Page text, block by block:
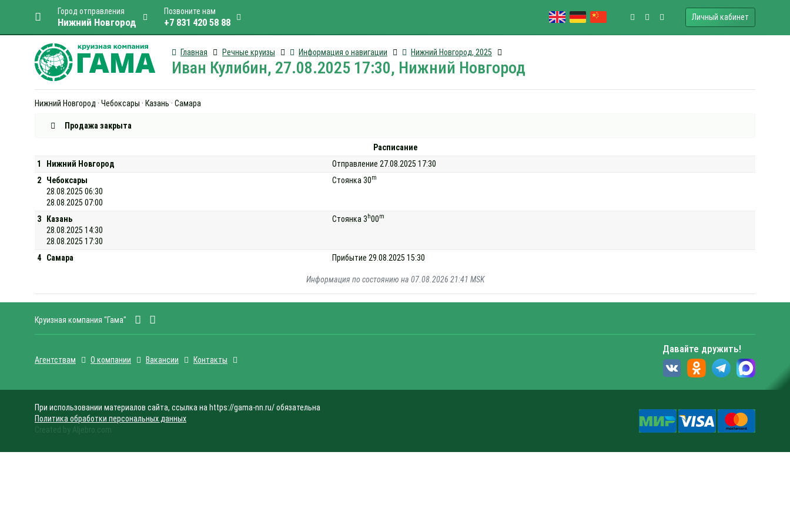
Город отправления
Нижний Новгород
Позвоните нам
+7 831 420 58 88 Личный кабинет
Главная Речные круизы Информация о навигации Нижний Новгород, 2025
Иван Кулибин, 27.08.2025 17:30, Нижний Новгород
Нижний Новгород · Чебоксары · Казань · Самара
Продажа закрыта
Расписание
1
Нижний Новгород
Отправление 27.08.2025 17:30
2
Чебоксары
28.08.2025 06:30
28.08.2025 07:00
Стоянка 30m
3
Казань
28.08.2025 14:30
28.08.2025 17:30
Стоянка 3 h00m
4 Самара Прибытие 29.08.2025 15:30
Информация по состоянию на 07.08.2026 21:41 MSK
Круизная компания "Гама"
Агентствам О компании Вакансии Контакты
Давайте дружить!
При использовании материалов сайта, ссылка на https://gama-nn.ru/ обязательна
Политика обработки персональных данных
Created by Aljebro.com